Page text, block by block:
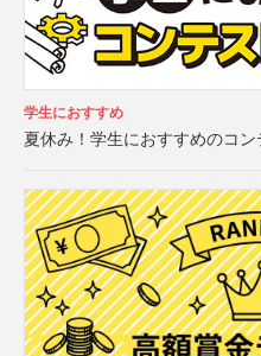
学生におすすめ
夏休み！学生におすすめのコン